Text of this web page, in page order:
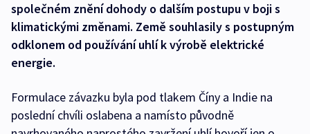
společném znění dohody o dalším postupu v boji s
klimatickými změnami. Země souhlasily s postupným
odklonem od používání uhlí k výrobě elektrické
energie.
Formulace závazku byla pod tlakem Číny a Indie na
poslední chvíli oslabena a namísto původně